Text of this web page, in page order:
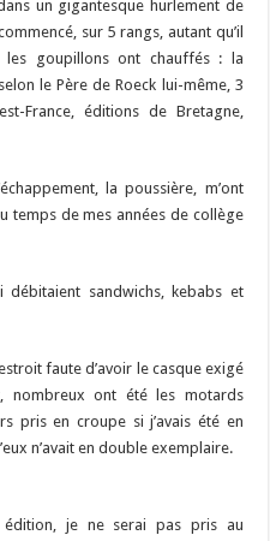
un gigantesque hurlement de
sur 5 rangs, autant qu’il
goupillons ont chauffés : la
le Père de Roeck lui-même, 3
France, éditions de Bretagne,
la poussière, m’ont
temps de mes années de collège
sandwichs, kebabs et
faute d’avoir le casque exigé
nombreux ont été les motards
pris en croupe si j’avais été en
n’avait en double exemplaire.
édition, je ne serai pas pris au